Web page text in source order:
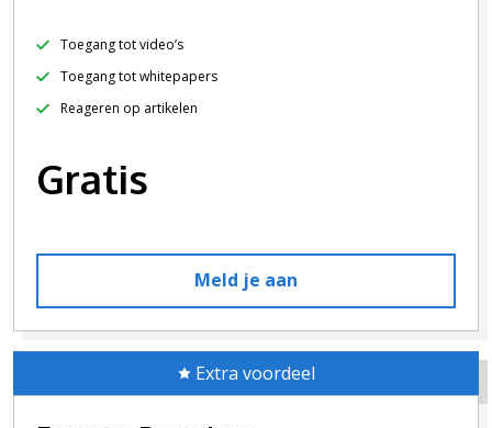
Toegang tot video’s
Toegang tot whitepapers
Reageren op artikelen
Gratis
Meld je aan
Extra voordeel